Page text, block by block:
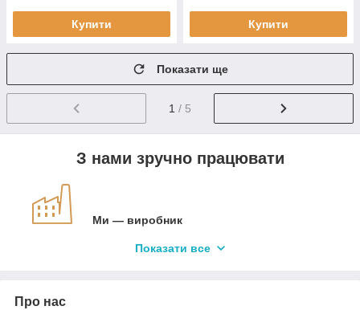
Купити Купити
Показати ще
1 / 5
З нами зручно працювати
Ми — виробник
оригінальності продукції і її низькій вартості.
Показати все
Про нас